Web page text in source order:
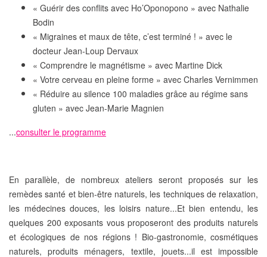
« Guérir des conflits avec Ho’Oponopono » avec Nathalie
Bodin
« Migraines et maux de tête, c’est terminé ! » avec le
docteur Jean-Loup Dervaux
« Comprendre le magnétisme » avec Martine Dick
« Votre cerveau en pleine forme » avec Charles Vernimmen
« Réduire au silence 100 maladies grâce au régime sans
gluten » avec Jean-Marie Magnien
...consulter le programme
En parallèle, de nombreux ateliers seront proposés sur les
remèdes santé et bien-être naturels, les techniques de relaxation,
les médecines douces, les loisirs nature...Et bien entendu, les
quelques 200 exposants vous proposeront desproduits naturels
et écologiques de nos régions ! Bio-gastronomie, cosmétiques
naturels, produits ménagers, textile, jouets...il est impossible